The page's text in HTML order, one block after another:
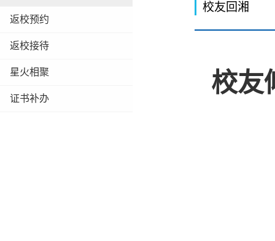
返校预约
返校接待
星火相聚
证书补办
校友回湘
校友